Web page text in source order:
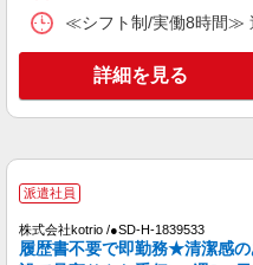
栗原市＊年
＊サ高住
時給
通費全支給(
栗原市｜
株式会社kotrio /●SD-H-1840210
≪シフト制/実働8時間≫
詳細を見る
派遣社員
株式会社kotrio /●SD-H-1839533
履歴書不要で即勤務★清潔感